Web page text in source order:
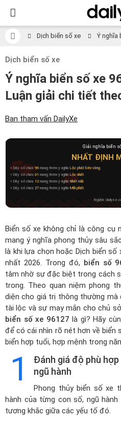
Dịch biển số xe Ý nghĩa
Dịch biển số xe
Ý nghĩa biển số xe
Luận giải chi tiết
Ban tham vấn DailyXe
Giải nghĩa biển
NHẤT ĐỊNH
» Dãy số chứa96 mang thêm ý nghĩa Lộc phát bền vững.
» Dãy số chứa 61 mang thêm ý nghĩaLộc nhất.
» Dãy số chứa 12 mang thêm ý nghĩaNhất mãi.
» Dãy số chứa 27 mang thêm ý nghĩa Mãi phất.
Nguồn:
Biển số xe không chỉ là công cụ
mang ý nghĩa phong thủy sâu
là khi lựa chọn hoặcDịch biển số
nhất 2026. Trong đó, biển số
tâm nhờ sự đặc biệt trong cách
trong. Theo quan niệm phong
diện cho giá trị thông thường mà
tài lộc và sự may mắn cho chủ
biển số xe 96127 là gì? Hãy
để có cái nhìn rõ nét hơn về biển
biển hợp tuổi, hợp mệnh trong
1
Đánh giá độ phù
ngũ hành
Phong thủy biển số xe
hành của từng con số, ngũ
tương khắc giữa các yếu tố đó.